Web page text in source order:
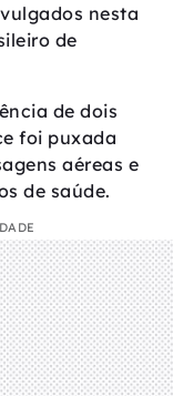
nesta
de
de dois
foi puxada
aéreas e
de saúde.